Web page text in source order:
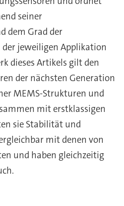
seiner
dem Grad der
jeweiligen Applikation
dieses Artikels gilt den
der nächsten Generation
MEMS-Strukturen und
mit erstklassigen
sie Stabilität und
mit denen von
und haben gleichzeitig